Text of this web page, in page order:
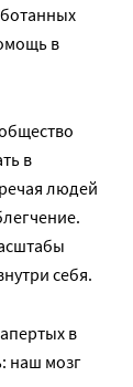
в
в
людей
себя.
в
наш мозг